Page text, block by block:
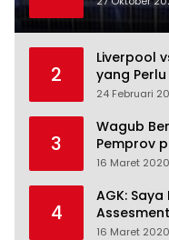
2
Liverpool
yang
24 Februari
3
Wagub
Pemprov
16 Maret 2020
4
AGK:
Assesment
16 Maret 2020